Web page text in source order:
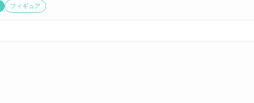
フィギュア